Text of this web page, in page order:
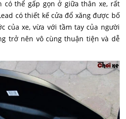
có thể gấp gọn ở giữa thân xe, rất
có thiết kế cửa đổ xăng được bố
của xe, vừa với tầm tay của người
trở nên vô cùng thuận tiện và dễ